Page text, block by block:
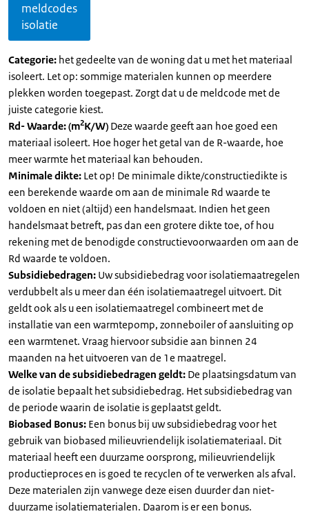
meldcodes
isolatie
Categorie: het gedeelte van de woning dat u met het materiaal
isoleert. Let op: sommige materialen kunnen op meerdere
plekken worden toegepast. Zorgt dat u de meldcode met de
juiste categorie kiest.
Rd- Waarde: (m2K/W) Deze waarde geeft aan hoe goed een
materiaal isoleert. Hoe hoger het getal van de R-waarde, hoe
meer warmte het materiaal kan behouden.
Minimale dikte: Let op! De minimale dikte/constructiedikte is
een berekende waarde om aan de minimale Rd waarde te
voldoen en niet (altijd) een handelsmaat. Indien het geen
handelsmaat betreft, pas dan een grotere dikte toe, of hou
rekening met de benodigde constructievoorwaarden om aan de
Rd waarde te voldoen.
Subsidiebedragen: Uw subsidiebedrag voor isolatiemaatregelen
verdubbelt als u meer dan één isolatiemaatregel uitvoert. Dit
geldt ook als u een isolatiemaatregel combineert met de
installatie van een warmtepomp, zonneboiler of aansluiting op
een warmtenet. Vraag hiervoor subsidie aan binnen 24
maanden na het uitvoeren van de 1e maatregel.
Welke van de subsidiebedragen geldt: De plaatsingsdatum van
de isolatie bepaalt het subsidiebedrag. Het subsidiebedrag van
de periode waarin de isolatie is geplaatst geldt.
Biobased Bonus: Een bonus bij uw subsidiebedrag voor het
gebruik van biobased milieuvriendelijk isolatiemateriaal. Dit
materiaal heeft een duurzame oorsprong, milieuvriendelijk
productieproces en is goed te recyclen of te verwerken als afval.
Deze materialen zijn vanwege deze eisen duurder dan niet-
duurzame isolatiematerialen. Daarom is er een bonus.